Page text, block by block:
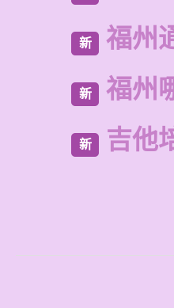
新 福州
新 福州
新 吉他